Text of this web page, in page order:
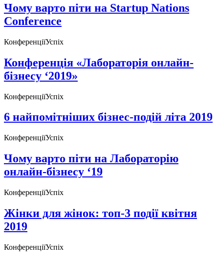
Чому варто піти на Startup Nations
Conference
КонференціїУспіх
Конференція «Лабораторія онлайн-
бізнесу ‘2019»
КонференціїУспіх
6 найпомітніших бізнес-подій літа 2019
КонференціїУспіх
Чому варто піти на Лабораторію
онлайн-бізнесу ‘19
КонференціїУспіх
Жінки для жінок: топ-3 події квітня
2019
КонференціїУспіх